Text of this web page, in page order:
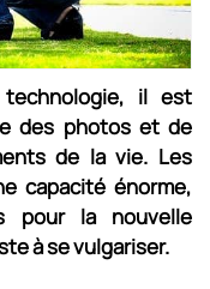
il est
des photos et de
de la vie. Les
capacité énorme,
pour la nouvelle
à se vulgariser.